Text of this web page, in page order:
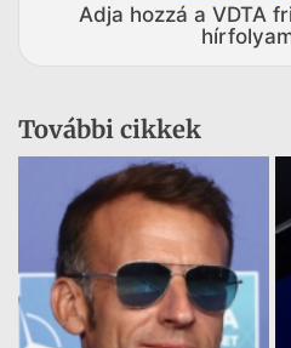
Adja hozzá a VDTA
További cikkek